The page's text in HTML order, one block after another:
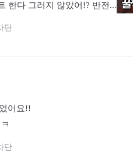
한다 그러지 않았어!? 반전...
단
어요!!
단